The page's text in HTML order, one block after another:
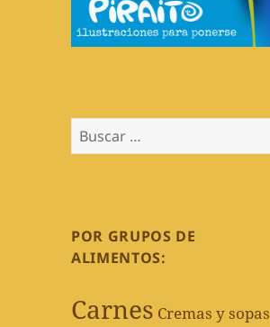
Buscar:
POR GRUPOS DE
ALIMENTOS:
Carnes Cremas y sopas